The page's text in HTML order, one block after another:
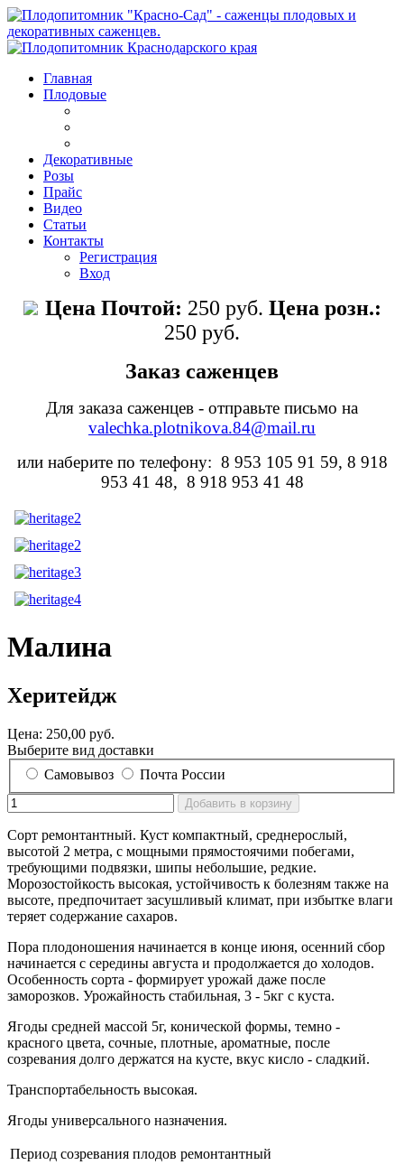
Главная
Плодовые
Декоративные
Розы
Прайс
Видео
Статьи
Контакты
Регистрация
Вход
Цена Почтой: 250 руб. Цена розн.:
250 руб.
Заказ саженцев
Для заказа саженцев - отправьте письмо на
valechka.plotnikova.84@mail.ru
или наберите по телефону: 8 953 105 91 59, 8 918
953 41 48, 8 918 953 41 48
Малина
Херитейдж
Цена: 250,00 руб.
Выберите вид доставки
Самовывоз
Почта России
Сорт ремонтантный. Куст компактный, среднерослый,
высотой 2 метра, с мощными прямостоячими побегами,
требующими подвязки, шипы небольшие, редкие.
Морозостойкость высокая, устойчивость к болезням также на
высоте, предпочитает засушливый климат, при избытке влаги
теряет содержание сахаров.
Пора плодоношения начинается в конце июня, осенний сбор
начинается с середины августа и продолжается до холодов.
Особенность сорта - формирует урожай даже после
заморозков. Урожайность стабильная, 3 - 5кг с куста.
Ягоды средней массой 5г, конической формы, темно -
красного цвета, сочные, плотные, ароматные, после
созревания долго держатся на кусте, вкус кисло - сладкий.
Транспортабельность высокая.
Ягоды универсального назначения.
Период созревания плодов ремонтантный